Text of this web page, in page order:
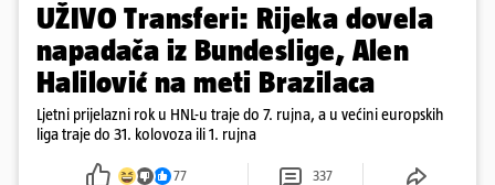
UŽIVO Transferi: Rijeka dovela
napadača iz Bundeslige, Alen
Halilović na meti Brazilaca
Ljetni prijelazni rok u HNL-u traje do 7. rujna, a u većini europskih
liga traje do 31. kolovoza ili 1. rujna
77 337